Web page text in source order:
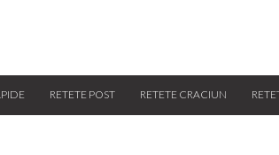
RETETE POST RETETE CRACIUN